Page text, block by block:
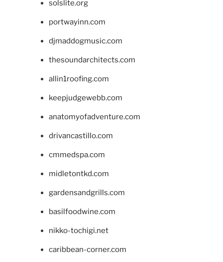
solslite.org
portwayinn.com
djmaddogmusic.com
thesoundarchitects.com
allin1roofing.com
keepjudgewebb.com
anatomyofadventure.com
drivancastillo.com
cmmedspa.com
midletontkd.com
gardensandgrills.com
basilfoodwine.com
nikko-tochigi.net
caribbean-corner.com